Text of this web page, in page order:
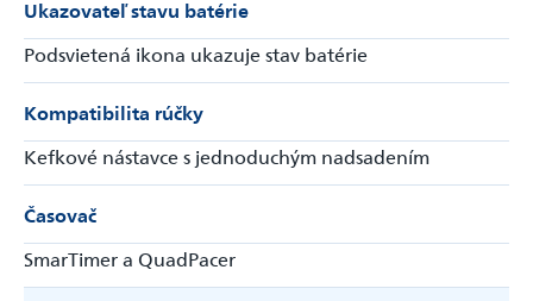
Ukazovateľ stavu batérie
Podsvietená ikona ukazuje stav batérie
Kompatibilita rúčky
Kefkové nástavce s jednoduchým nadsadením
Časovač
SmarTimer a QuadPacer